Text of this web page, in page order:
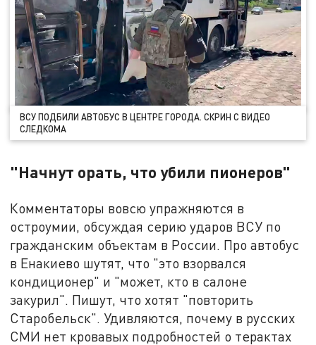
ВСУ ПОДБИЛИ АВТОБУС В ЦЕНТРЕ ГОРОДА. СКРИН С ВИДЕО
СЛЕДКОМА
"Начнут орать, что убили пионеров"
Комментаторы вовсю упражняются в
остроумии, обсуждая серию ударов ВСУ по
гражданским объектам в России. Про автобус
в Енакиево шутят, что "это взорвался
кондиционер" и "может, кто в салоне
закурил". Пишут, что хотят "повторить
Старобельск". Удивляются, почему в русских
СМИ нет кровавых подробностей о терактах